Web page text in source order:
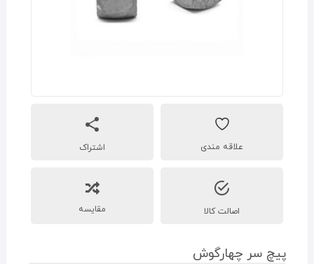
اشتراک
اصالت کالا مقایسه
پیچ سر چهارگوش